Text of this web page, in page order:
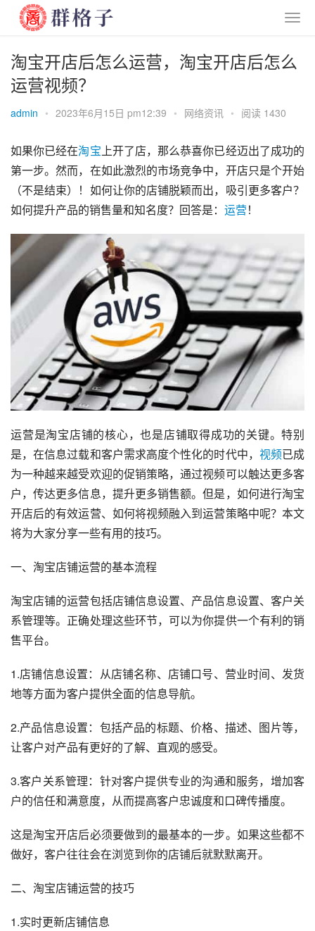
淘宝开店后怎么运营，淘宝开店后怎么
运营视频？
admin • 2023年6月15日 pm12:39 • 网络资讯 • 阅读 1430
如果你已经在淘宝上开了店，那么恭喜你已经迈出了成功的
第一步。然而，在如此激烈的市场竞争中，开店只是个开始
（不是结束）！如何让你的店铺脱颖而出，吸引更多客户？
如何提升产品的销售量和知名度？回答是： 运营！
运营是淘宝店铺的核心，也是店铺取得成功的关键。特别
是，在信息过载和客户需求高度个性化的时代中， 视频已成
为一种越来越受欢迎的促销策略，通过视频可以触达更多客
户，传达更多信息，提升更多销售额。但是，如何进行淘宝
开店后的有效运营、如何将视频融入到运营策略中呢？本文
将为大家分享一些有用的技巧。
一、淘宝店铺运营的基本流程
淘宝店铺的运营包括店铺信息设置、产品信息设置、客户关
系管理等。正确处理这些环节，可以为你提供一个有利的销
售平台。
1.店铺信息设置：从店铺名称、店铺口号、营业时间、发货
地等方面为客户提供全面的信息导航。
2.产品信息设置：包括产品的标题、价格、描述、图片等，
让客户对产品有更好的了解、直观的感受。
3.客户关系管理：针对客户提供专业的沟通和服务，增加客
户的信任和满意度，从而提高客户忠诚度和口碑传播度。
这是淘宝开店后必须要做到的最基本的一步。如果这些都不
做好，客户往往会在浏览到你的店铺后就默默离开。
二、淘宝店铺运营的技巧
1.实时更新店铺信息